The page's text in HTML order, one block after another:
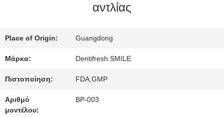
ΕΡΓΟΣΤΑΣΊΩΝ
ΠΟΙΟΤΙΚΌΣ
αντλίας
Place of Origin: Guangdong
Μάρκα: Dentifresh SMILE
Πιστοποίηση: FDA,GMP
Αριθμό
μοντέλου:
BP-003